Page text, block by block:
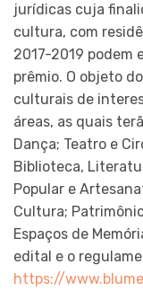
jurídicas cuja
cultura, com
2017-2019 podem
prêmio. O objeto
culturais de
áreas, as quais
Dança; Teatro e
Biblioteca,
Popular e
Cultura;
Espaços de
edital e o
https://